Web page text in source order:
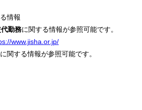
情報
勤務に関する情報が参照可能です。
www.jisha.or.jp/
関する情報が参照可能です。